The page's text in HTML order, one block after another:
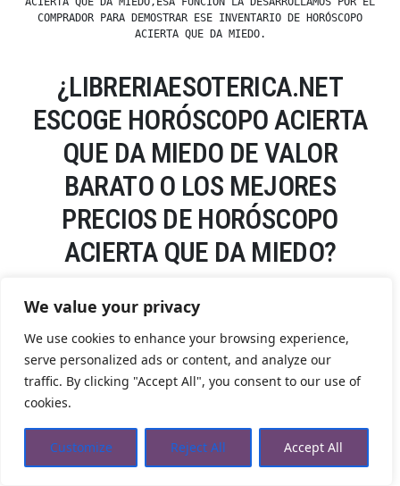
We value your privacy
We use cookies to enhance your browsing experience,
serve personalized ads or content, and analyze our
traffic. By clicking "Accept All", you consent to our use of
cookies.
Customize Reject All Accept All
COMPRADOR PARA DEMOSTRAR ESE INVENTARIO DE HORÓSCOPO
ACIERTA QUE DA MIEDO.
¿LIBRERIAESOTERICA.NET
ESCOGE HORÓSCOPO ACIERTA
QUE DA MIEDO DE VALOR
BARATO O LOS MEJORES
PRECIOS DE HORÓSCOPO
ACIERTA QUE DA MIEDO?
NO, NOS ASEGURAMOS EN EL PAR DE CONCEPTOS CALIDAD/PRECIO
DA MIEDO AL COSTE JUSTO,OBSERVAMOS UN BUEN PRODUCTO
ESPECIALMENTE Y LA APORTACIÓN DEL PRODUCTO HORÓSCOPO
ACIERTA QUE DA MIEDO.
¿ES MÁS RECOMENDABLE HACERSE CON HORÓSCOPO ACIERTA QUE DA
SI HAS IDO A ALGUNA TIENDA ESOTÉRICA FÍSICA TE PEDIMOS
QUE ENTRES, PUESTO QUE PAGAR POR UN PORTAL WEB EN UN